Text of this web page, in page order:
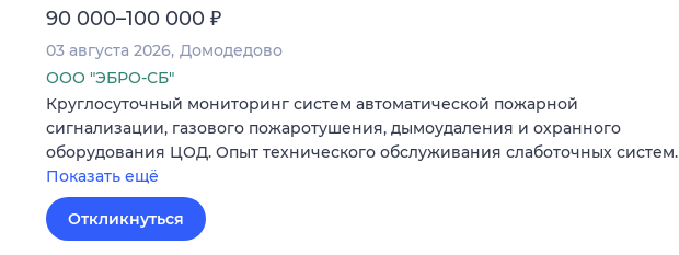
90 000–100 000 ₽
03 августа 2026 Домодедово
ООО "ЭБРО-СБ"
Круглосуточный мониторинг систем автоматической пожарной
сигнализации, газового пожаротушения, дымоудаления и охранного
оборудования ЦОД. Опыт технического обслуживания слаботочных систем.
Показать ещё
Откликнуться